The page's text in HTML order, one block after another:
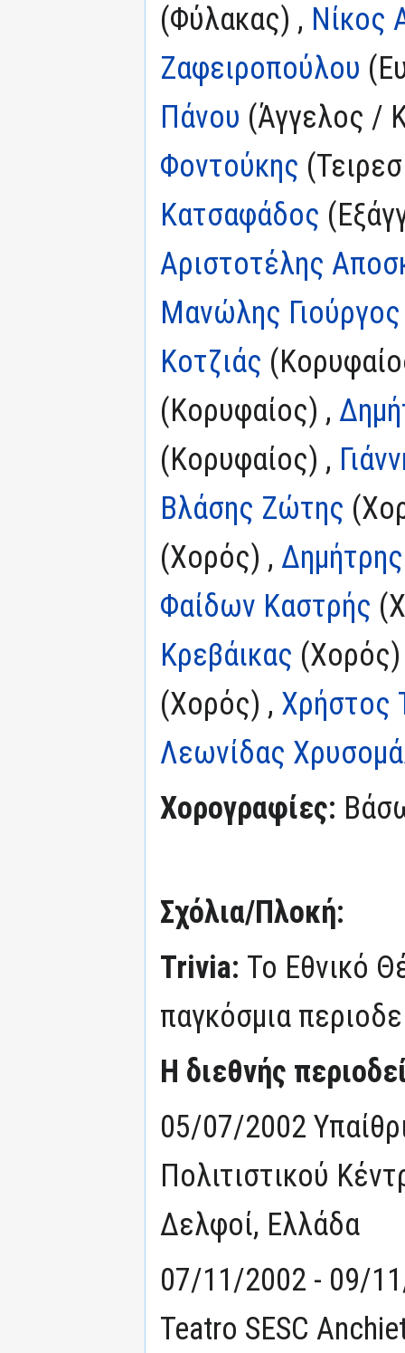
(Φύλακας) , Νίκος
Ζαφειροπούλου
Πάνου (Άγγελος /
Φοντούκης
Κατσαφάδος
Αριστοτέλης
Μανώλης Γιούργος
Κοτζιάς
(Κορυφαίος) ,
(Κορυφαίος) ,
Βλάσης Ζώτης
(Χορός) ,
Φαίδων Καστρής
Κρεβάικας
(Χορός) , Χρήστος
Λεωνίδας
Χορογραφίες:
Σχόλια/Πλοκή:
Trivia: Το Εθνικό
παγκόσμια
Η διεθνής
05/07/2002
Πολιτιστικού
Δελφοί, Ελλάδα
07/11/2002 - 09/
Teatro SESC